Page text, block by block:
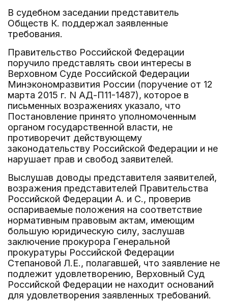
В судебном заседании представитель
Обществ К. поддержал заявленные
требования.
Правительство Российской Федерации
поручило представлять свои интересы в
Верховном Суде Российской Федерации
Минэкономразвития России (поручение от 12
марта 2015 г. N АД-П11-1487), которое в
письменных возражениях указало, что
Постановление принято уполномоченным
органом государственной власти, не
противоречит действующему
законодательству Российской Федерации и не
нарушает прав и свобод заявителей.
Выслушав доводы представителя заявителей,
возражения представителей Правительства
Российской Федерации А. и С., проверив
оспариваемые положения на соответствие
нормативным правовым актам, имеющим
большую юридическую силу, заслушав
заключение прокурора Генеральной
прокуратуры Российской Федерации
Степановой Л.Е., полагавшей, что заявление не
подлежит удовлетворению, Верховный Суд
Российской Федерации не находит оснований
для удовлетворения заявленных требований.